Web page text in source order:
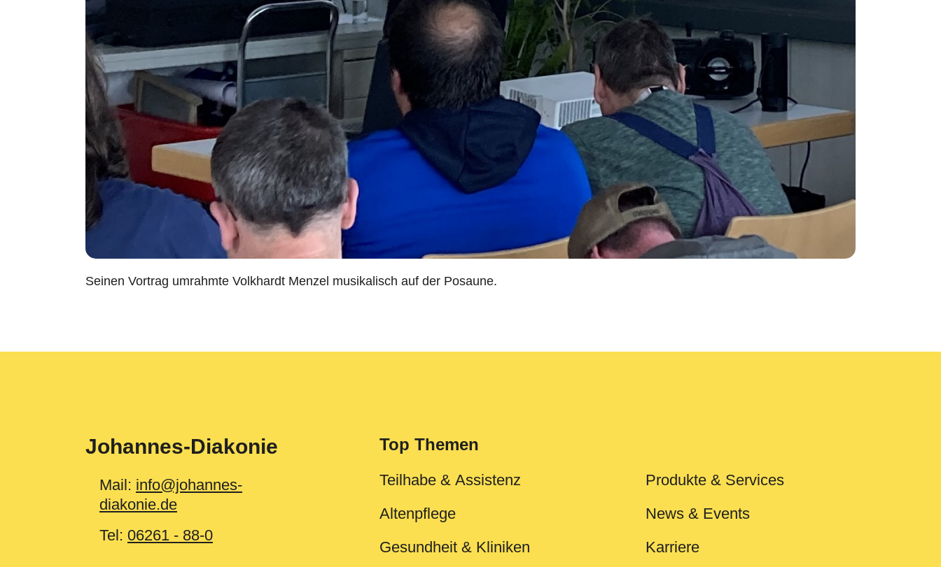
Seinen Vortrag umrahmte Volkhardt Menzel musikalisch auf der Posaune.
Johannes-Diakonie
Mail: info@johannes-
diakonie.de
Tel: 06261 - 88-0
Top Themen
Teilhabe & Assistenz
Altenpflege
Gesundheit & Kliniken
Produkte & Services
News & Events
Karriere